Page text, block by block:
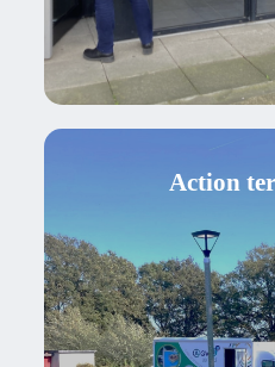
Action
Coordination du
terrains de Rennes
La médiation santé
Le camion @gv